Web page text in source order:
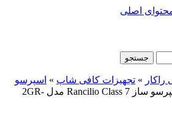
اصلی
جستجو
» تجهیزات کافی شاپ » اسپرسو
دستگاه اسپرسو ساز Rancilio Class 7 مدل 2GR-